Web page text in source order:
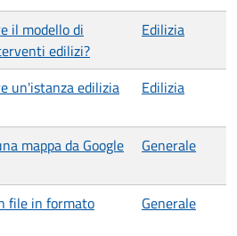
il modello di
edilizi?
Edilizia
un'istanza edilizia
Edilizia
mappa da Google
Generale
file in formato
Generale